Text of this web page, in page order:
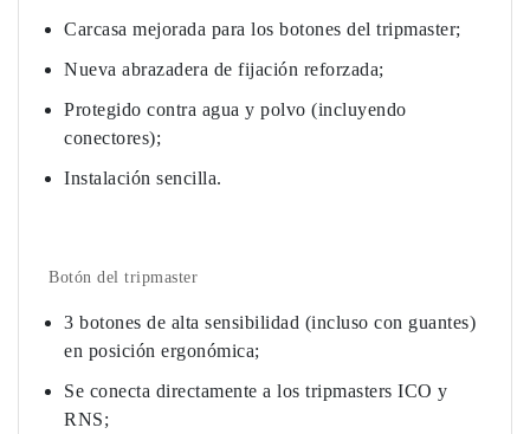
Carcasa mejorada para los botones del tripmaster;
Nueva abrazadera de fijación reforzada;
Protegido contra agua y polvo (incluyendo
conectores);
Instalación sencilla.
Botón del tripmaster
3 botones de alta sensibilidad (incluso con guantes)
en posición ergonómica;
Se conecta directamente a los tripmasters ICO y
RNS;